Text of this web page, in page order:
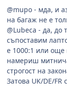
@mupo - мда, и
на багаж не е
@Lubeca - да, до
съпоставим
е 1000:1 или още
намериш
строгост на
Затова UK/DE/